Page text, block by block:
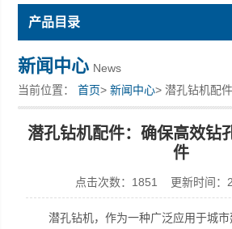
宣化县瑞科钻孔机械厂
产品目录
新闻中心 News
当前位置：首页>新闻中心> 潜孔钻机配
的关键组件
潜孔钻机配件：确保高效钻
件
点击次数：1851 更新时间：
潜孔钻机，作为一种广泛应用于城市